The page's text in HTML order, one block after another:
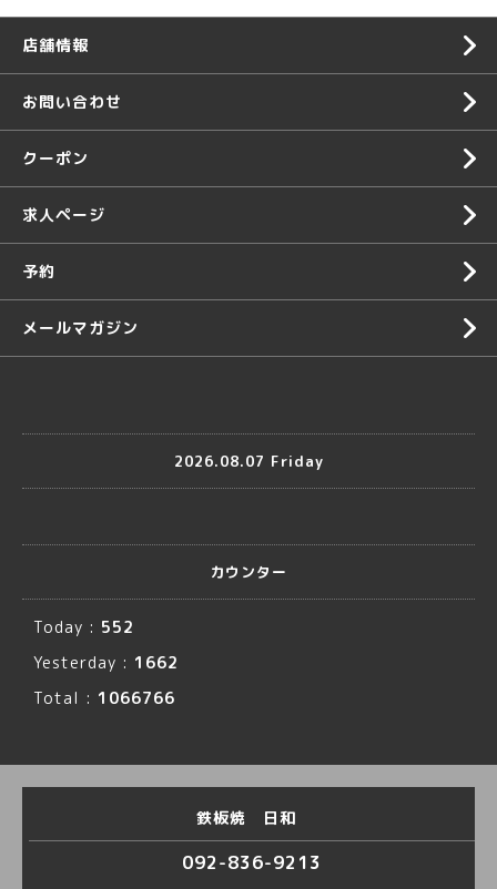
店舗情報
お問い合わせ
クーポン
求人ページ
予約
メールマガジン
2026.08.07 Friday
カウンター
Today : 552
Yesterday : 1662
Total : 1066766
鉄板焼 日和
092-836-9213